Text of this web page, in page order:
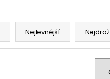
Nejlevnější